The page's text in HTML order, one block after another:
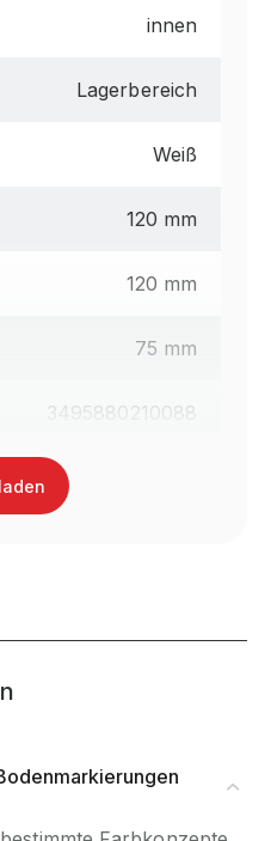
innen
Lagerbereich
Weiß
120 mm
120 mm
75 mm
3495880210088